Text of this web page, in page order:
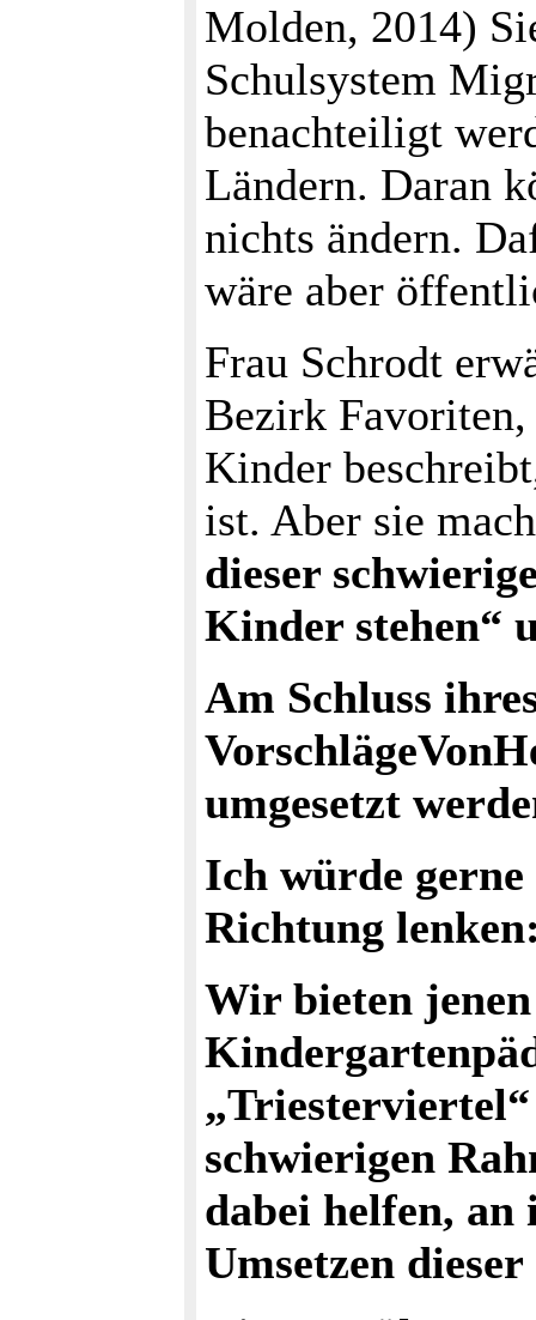
Molden, 2014)
Schulsystem
benachteiligt
Ländern. Daran
nichts ändern.
wäre aber
Frau Schrodt
Bezirk Favoriten,
Kinder
ist. Aber sie
dieser
Kinder stehen“
Am Schluss
umgesetzt
Ich würde
Richtung
Wir bieten
schwierigen
dabei helfen, an
Umsetzen